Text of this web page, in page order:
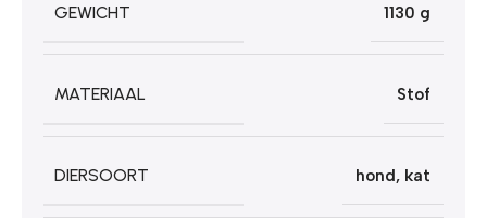
GEWICHT 1130 g
MATERIAAL Stof
DIERSOORT hond, kat